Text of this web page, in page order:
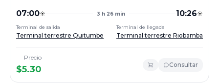
07:00 3 h 26 min 10:26
Terminal de salida
Terminal terrestre Quitumbe
Terminal de llegada
Terminal terrestre Riobamba
Precio
$5.30 Consultar